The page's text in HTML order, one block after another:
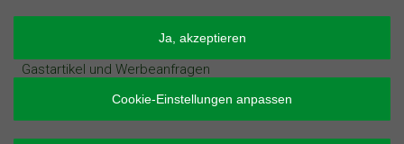
Gastartikel und Werbeanfragen
Ja, akzeptieren
Cookie-Einstellungen anpassen